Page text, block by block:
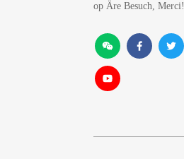
op Äre Besuch, Merci!